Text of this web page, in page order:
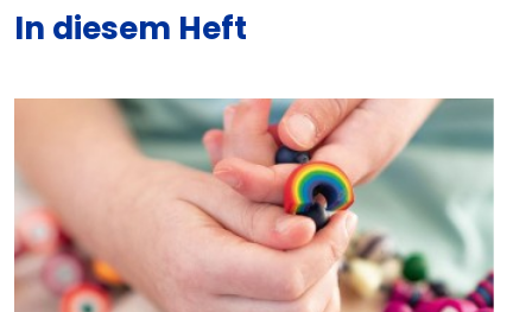
In diesem Heft